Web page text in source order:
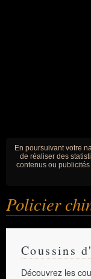
En poursuivant votre
de réaliser des
contenus ou
Policier
Coussins
Découvrez les